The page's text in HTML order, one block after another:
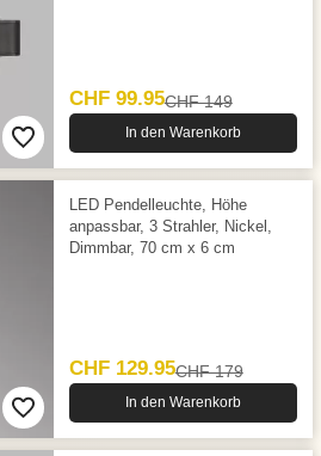
CHF 99.95CHF 149
In den Warenkorb
LED Pendelleuchte, Höhe
anpassbar, 3 Strahler, Nickel,
Dimmbar, 70 cm x 6 cm
CHF 129.95CHF 179
In den Warenkorb